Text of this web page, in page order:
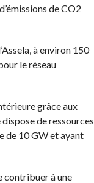
de CO2
à environ 150
le réseau
grâce aux
de ressources
de 10 GW et ayant
contribuer à une